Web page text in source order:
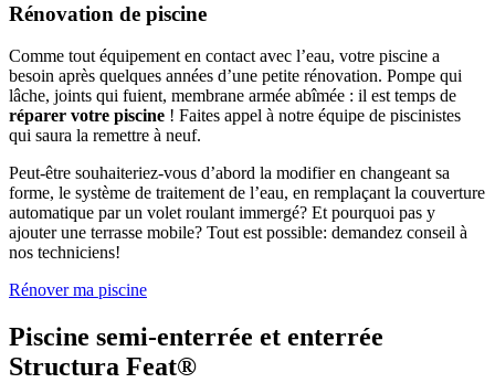
Rénovation de piscine
Comme tout équipement en contact avec l’eau, votre piscine a
besoin après quelques années d’une petite rénovation. Pompe qui
lâche, joints qui fuient, membrane armée abîmée : il est temps de
réparer votre piscine ! Faites appel à notre équipe de piscinistes
qui saura la remettre à neuf.
Peut-être souhaiteriez-vous d’abord la modifier en changeant sa
forme, le système de traitement de l’eau, en remplaçant la couverture
automatique par un volet roulant immergé? Et pourquoi pas y
ajouter une terrasse mobile? Tout est possible: demandez conseil à
nos techniciens!
Rénover ma piscine
Piscine semi-enterrée et enterrée
Structura Feat®